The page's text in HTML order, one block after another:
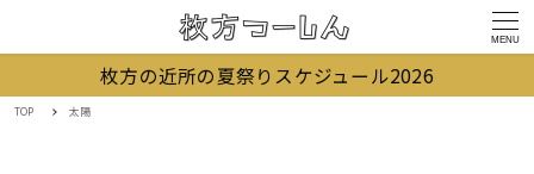
MENU
枚方の近所の夏祭りスケジュール2026
TOP 太陽